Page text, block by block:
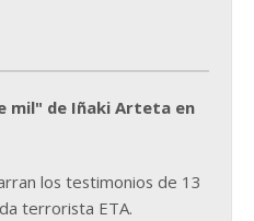
mil" de Iñaki Arteta en
los testimonios de 13
terrorista ETA.